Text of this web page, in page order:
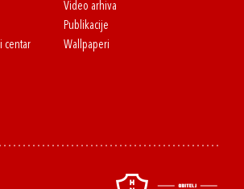
centar
Video arhiva
Publikacije
Wallpaperi